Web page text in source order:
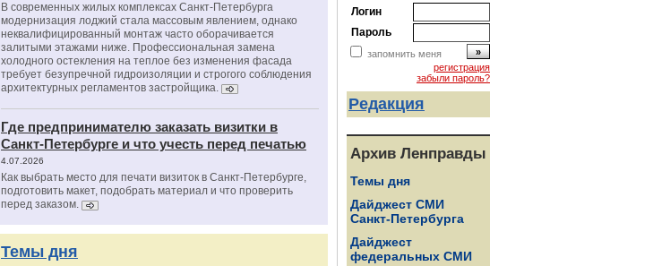
В современных жилых комплексах Санкт-Петербурга
модернизация лоджий стала массовым явлением, однако
неквалифицированный монтаж часто оборачивается
залитыми этажами ниже. Профессиональная замена
холодного остекления на теплое без изменения фасада
требует безупречной гидроизоляции и строгого соблюдения
архитектурных регламентов застройщика.
Где предпринимателю заказать визитки в
Санкт-Петербурге и что учесть перед печатью
4.07.2026
Как выбрать место для печати визиток в Санкт-Петербурге,
подготовить макет, подобрать материал и что проверить
перед заказом.
Темы дня
Логин
Пароль
запомнить меня
регистрация
забыли пароль?
Редакция
Архив Ленправды
Темы дня
Дайджест СМИ
Санкт-Петербурга
Дайджест
федеральных СМИ